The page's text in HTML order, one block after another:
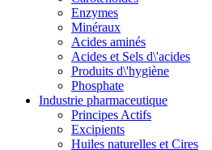
Enzymes
Minéraux
Acides aminés
Acides et Sels d\'acides
Produits d\'hygiène
Phosphate
Industrie pharmaceutique
Principes Actifs
Excipients
Huiles naturelles et Cires